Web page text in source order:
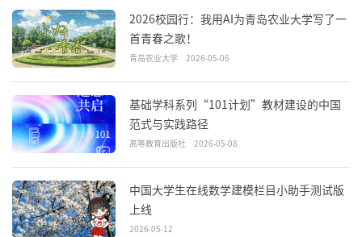
2026校园行：我用AI为青岛农业大学写了一
首青春之歌！
青岛农业大学 2026-05-06
基础学科系列“101计划”教材建设的中国
范式与实践路径
高等教育出版社 2026-05-08
中国大学生在线数学建模栏目小助手测试版
上线
2026-05-12